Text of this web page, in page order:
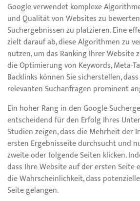
Google verwendet komplexe
und Qualität von Websites zu
Suchergebnissen zu platzieren. Eine
zielt darauf ab, diese Algorithmen zu
nutzen, um das Ranking Ihrer Website
die Optimierung von Keywords, Meta-
Backlinks können Sie sicherstellen,
relevanten Suchanfragen prominent
Ein hoher Rang in den Google-
entscheidend für den Erfolg Ihres
Studien zeigen, dass die Mehrheit der
ersten Ergebnisseite durchsucht und
zweite oder folgende Seiten klicken.
dass Ihre Website auf der ersten Seite
die Wahrscheinlichkeit, dass
Seite gelangen.